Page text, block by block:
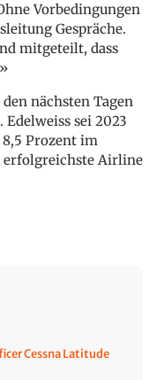
Vorbedingungen
Gespräche.
mitgeteilt, dass
nächsten Tagen
sei 2023
Prozent im
erfolgreichste Airline
Cessna Latitude